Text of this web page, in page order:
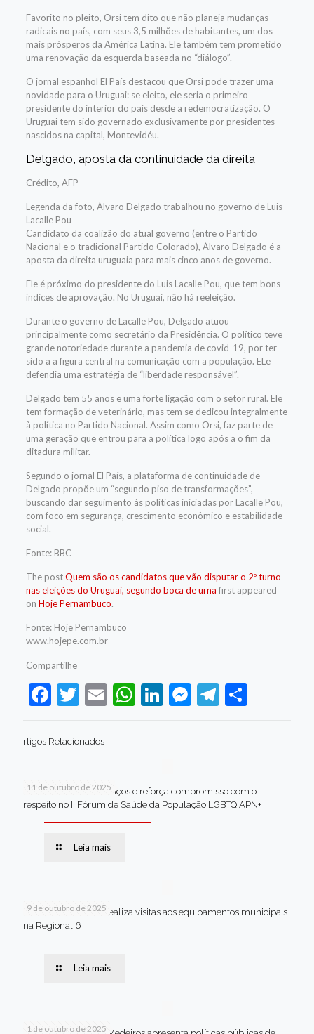
Favorito no pleito, Orsi tem dito que não planeja mudanças
radicais no país, com seus 3,5 milhões de habitantes, um dos
mais prósperos da América Latina. Ele também tem prometido
uma renovação da esquerda baseada no “diálogo”.
O jornal espanhol El País destacou que Orsi pode trazer uma
novidade para o Uruguai: se eleito, ele seria o primeiro
presidente do interior do país desde a redemocratização. O
Uruguai tem sido governado exclusivamente por presidentes
nascidos na capital, Montevidéu.
Delgado, aposta da continuidade da direita
Crédito, AFP
Legenda da foto, Álvaro Delgado trabalhou no governo de Luis
Lacalle Pou
Candidato da coalizão do atual governo (entre o Partido
Nacional e o tradicional Partido Colorado), Álvaro Delgado é a
aposta da direita uruguaia para mais cinco anos de governo.
Ele é próximo do presidente do Luis Lacalle Pou, que tem bons
índices de aprovação. No Uruguai, não há reeleição.
Durante o governo de Lacalle Pou, Delgado atuou
principalmente como secretário da Presidência. O político teve
grande notoriedade durante a pandemia de covid-19, por ter
sido a a figura central na comunicação com a população. ELe
defendia uma estratégia de “liberdade responsável”.
Delgado tem 55 anos e uma forte ligação com o setor rural. Ele
tem formação de veterinário, mas tem se dedicou integralmente
à política no Partido Nacional. Assim como Orsi, faz parte de
uma geração que entrou para a política logo após a o fim da
ditadura militar.
Segundo o jornal El País, a plataforma de continuidade de
Delgado propõe um “segundo piso de transformações”,
buscando dar seguimento às políticas iniciadas por Lacalle Pou,
com foco em segurança, crescimento econômico e estabilidade
social.
Fonte: BBC
The postQuem são os candidatos que vão disputar o 2º turno
nas eleições do Uruguai, segundo boca de urna first appeared
on Hoje Pernambuco.
Fonte: Hoje Pernambuco
www.hojepe.com.br
Compartilhe
Facebook
Twitter
EmailWhatsApp
LinkedIn
Messenger
Telegram
Share
rtigos Relacionados
11 de outubro de 2025
Jaboatão celebra avanços e reforça compromisso com o
respeito no II Fórum de Saúde da População LGBTQIAPN+
Leia mais
9 de outubro de 2025
Van dos secretários realiza visitas aos equipamentos municipais
na Regional 6
Leia mais
1 de outubro de 2025